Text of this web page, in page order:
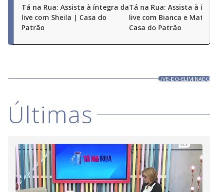
Tá na Rua: Assista à íntegra da
live com Sheila | Casa do
Patrão
Tá na Rua: Assista à
live com Bianca e
Casa do Patrão
LIVE-DO-ELIMINADO
Últimas